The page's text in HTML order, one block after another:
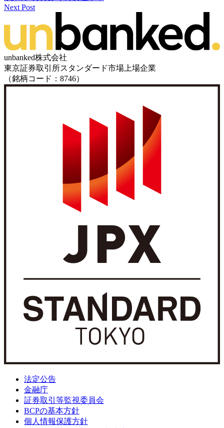
Next Post
unbanked株式会社
東京証券取引所スタンダード市場上場企業
（銘柄コード：8746）
法定公告
金融庁
証券取引等監視委員会
BCPの基本方針
個人情報保護方針